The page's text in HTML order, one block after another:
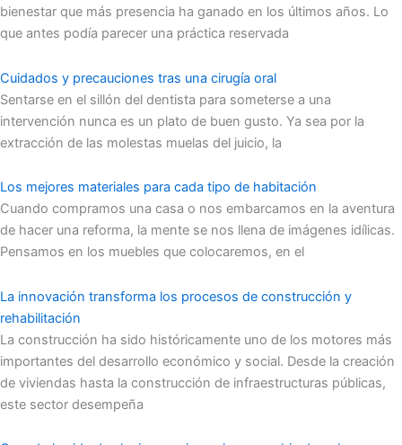
bienestar que más presencia ha ganado en los últimos años. Lo
que antes podía parecer una práctica reservada
Cuidados y precauciones tras una cirugía oral
Sentarse en el sillón del dentista para someterse a una
intervención nunca es un plato de buen gusto. Ya sea por la
extracción de las molestas muelas del juicio, la
Los mejores materiales para cada tipo de habitación
Cuando compramos una casa o nos embarcamos en la aventura
de hacer una reforma, la mente se nos llena de imágenes idílicas.
Pensamos en los muebles que colocaremos, en el
La innovación transforma los procesos de construcción y
rehabilitación
La construcción ha sido históricamente uno de los motores más
importantes del desarrollo económico y social. Desde la creación
de viviendas hasta la construcción de infraestructuras públicas,
este sector desempeña